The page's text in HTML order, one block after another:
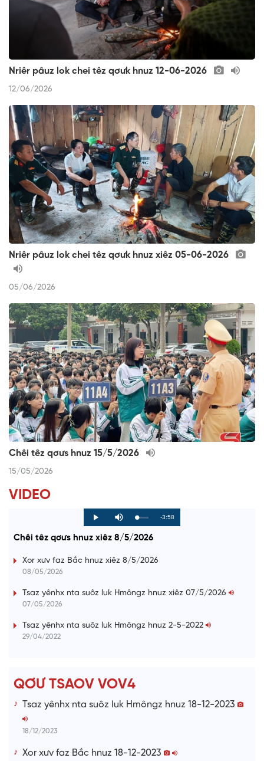
Nriêr pâuz lok chei têz qơưk hnuz 12-06-2026
12/06/2026
Nriêr pâuz lok chei têz qơưk hnuz xiêz 05-06-2026
05/06/2026
Chêi têz qơưs hnuz 15/5/2026
15/05/2026
VIDEO
P
l
y
M
u
e
L
o
d
0
P
r
g
s
R
i
-3:58
Chêi têz qơưs hnuz xiêz 8/5/2026
Xor xưv faz Bắc hnuz xiêz 8/5/2026
08/05/2026
Tsaz yênhx nta suôz luk Hmôngz hnuz xiêz 07/5/2026
07/05/2026
Tsaz yênhx nta suôz luk Hmôngz hnuz 2-5-2022
29/04/2022
QƠƯ TSAOV VOV4
Tsaz yênhx nta suôz luk Hmôngz hnuz 18-12-2023
18/12/2023
Xor xưv faz Bắc hnuz 18-12-2023